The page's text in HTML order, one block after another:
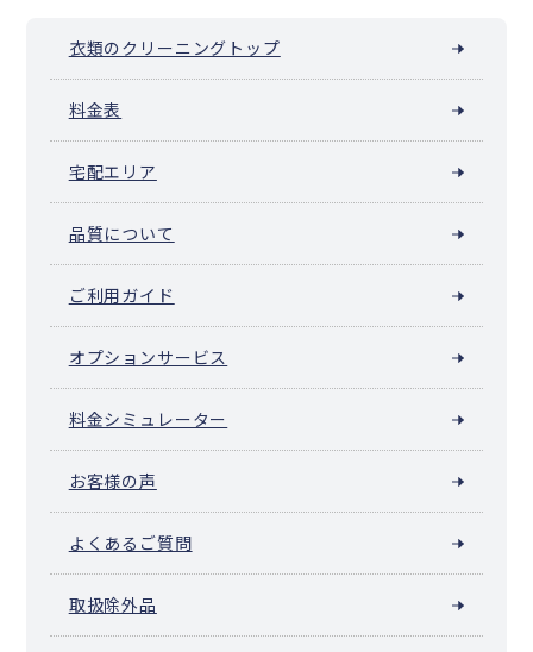
衣類のクリーニングトップ
料金表
宅配エリア
品質について
ご利用ガイド
オプションサービス
料金シミュレーター
お客様の声
よくあるご質問
取扱除外品